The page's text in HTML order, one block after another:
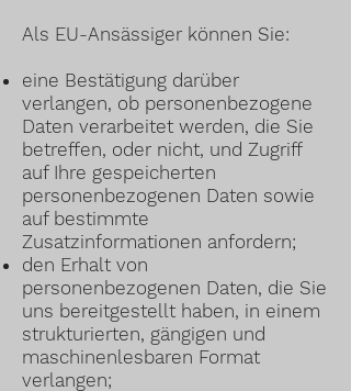
Als EU-Ansässiger können Sie:
eine Bestätigung darüber
verlangen, ob personenbezogene
Daten verarbeitet werden, die Sie
betreffen, oder nicht, und Zugriff
auf Ihre gespeicherten
personenbezogenen Daten sowie
auf bestimmte
Zusatzinformationen anfordern;
den Erhalt von
personenbezogenen Daten, die Sie
uns bereitgestellt haben, in einem
strukturierten, gängigen und
maschinenlesbaren Format
verlangen;